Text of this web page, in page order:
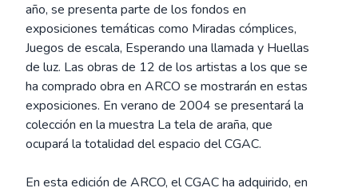
año, se presenta parte de los fondos en
exposiciones temáticas como Miradas cómplices,
Juegos de escala, Esperando una llamada y Huellas
de luz. Las obras de 12 de los artistas a los que se
ha comprado obra en ARCO se mostrarán en estas
exposiciones. En verano de 2004 se presentará la
colección en la muestra La tela de araña, que
ocupará la totalidad del espacio del CGAC.
En esta edición de ARCO, el CGAC ha adquirido, en